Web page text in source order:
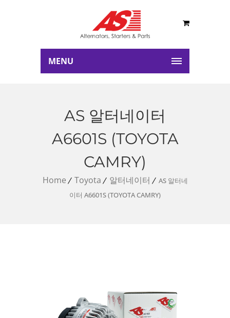
MENU
AS 알터네이터
A6601S (TOYOTA
CAMRY)
Home Toyota 알터네이터
AS 알터네
이터 A6601S (TOYOTA CAMRY)